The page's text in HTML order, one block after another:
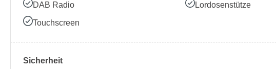
DAB Radio Lordosenstütze
Touchscreen
Sicherheit